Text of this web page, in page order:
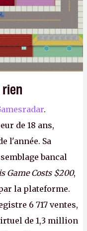
.
de 18 ans,
l'année. Sa
bancal
Game Costs $200,
la plateforme.
6 717 ventes,
de 1,3 million